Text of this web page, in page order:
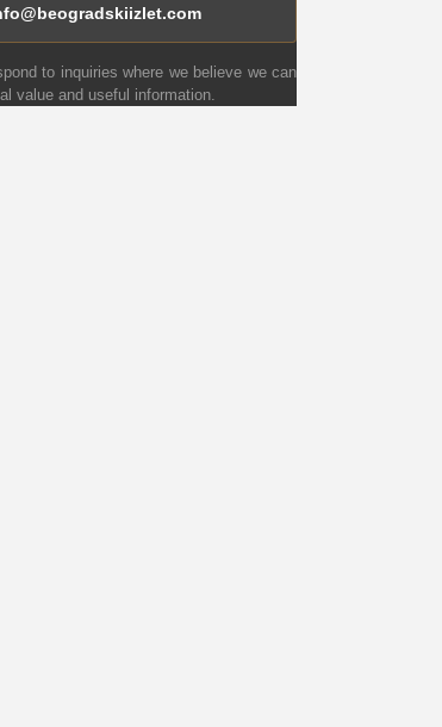
to inquiries where we believe we can
value and useful information.